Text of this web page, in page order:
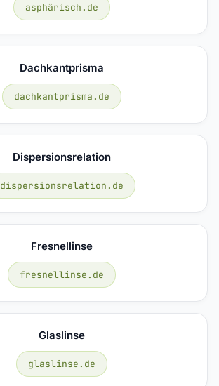
asphärisch.de
Dachkantprisma
dachkantprisma.de
Dispersionsrelation
dispersionsrelation.de
Fresnellinse
fresnellinse.de
Glaslinse
glaslinse.de